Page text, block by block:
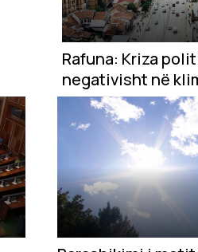
Rafuna: Kriza
negativisht në
biznes